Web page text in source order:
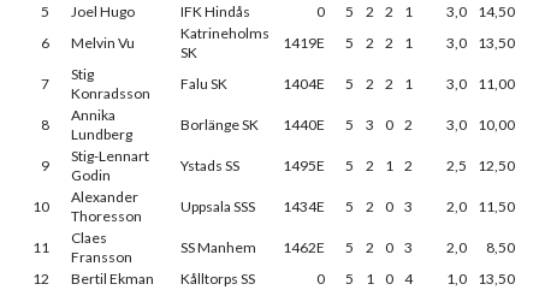
5
Joel Hugo IFK Hindås 0 5 2 2 1 3,0
14,50
6
Melvin Vu
Katrineholms
SK
1419E 5 2 2 1 3,0 13,50
7
Stig
Konradsson
Falu SK 1404E 5 2 2 1 3,0 11,00
8
Annika
Lundberg
Borlänge SK 1440E 5 3 0 2 3,0 10,00
9
Stig-Lennart
Godin
Ystads SS 1495E 5 2 1 2 2,5 12,50
10
Alexander
Thoresson
Uppsala SSS 1434E 5 2 0 3 2,0 11,50
11
Claes
Fransson
SS Manhem 1462E 5 2 0 3 2,0
8,50
12
Bertil Ekman Kålltorps SS 0 5 1 0 4 1,0
13,50